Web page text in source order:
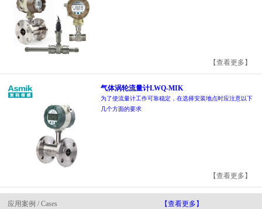
【查看更多】
气体涡轮流量计LWQ-MIK
为了使流量计工作可靠稳定，在选择安装地点时应注意以下
几个方面的要求
【查看更多】
应用案例 / Cases 【查看更多】